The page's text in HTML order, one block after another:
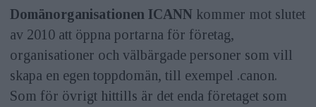
Domänorganisationen ICANNkommer mot slutet
av 2010 att öppna portarna för företag,
organisationer och välbärgade personer som vill
skapa en egen toppdomän, till exempel .canon.
Som för övrigt hittills är det enda företaget som